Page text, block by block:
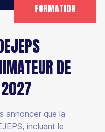
FORMATION
DE
annoncer que la
incluant le